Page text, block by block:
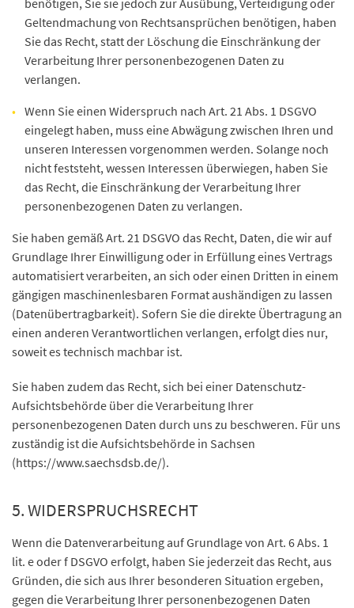
benötigen, Sie sie jedoch zur Ausübung, Verteidigung oder
Geltendmachung von Rechtsansprüchen benötigen, haben
Sie das Recht, statt der Löschung die Einschränkung der
Verarbeitung Ihrer personenbezogenen Daten zu
verlangen.
Wenn Sie einen Widerspruch nach Art. 21 Abs. 1 DSGVO
eingelegt haben, muss eine Abwägung zwischen Ihren und
unseren Interessen vorgenommen werden. Solange noch
nicht feststeht, wessen Interessen überwiegen, haben Sie
das Recht, die Einschränkung der Verarbeitung Ihrer
personenbezogenen Daten zu verlangen.
Sie haben gemäß Art. 21 DSGVO das Recht, Daten, die wir auf
Grundlage Ihrer Einwilligung oder in Erfüllung eines Vertrags
automatisiert verarbeiten, an sich oder einen Dritten in einem
gängigen maschinenlesbaren Format aushändigen zu lassen
(Datenübertragbarkeit). Sofern Sie die direkte Übertragung an
einen anderen Verantwortlichen verlangen, erfolgt dies nur,
soweit es technisch machbar ist.
Sie haben zudem das Recht, sich bei einer Datenschutz-
Aufsichtsbehörde über die Verarbeitung Ihrer
personenbezogenen Daten durch uns zu beschweren. Für uns
zuständig ist die Aufsichtsbehörde in Sachsen
(https://www.saechsdsb.de/).
5. WIDERSPRUCHSRECHT
Wenn die Datenverarbeitung auf Grundlage von Art. 6 Abs. 1
lit. e oder f DSGVO erfolgt, haben Sie jederzeit das Recht, aus
Gründen, die sich aus Ihrer besonderen Situation ergeben,
gegen die Verarbeitung Ihrer personenbezogenen Daten